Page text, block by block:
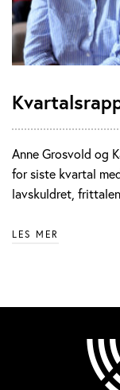
Anne Grosvold og
for siste kvartal
lavskuldret,
LES MER